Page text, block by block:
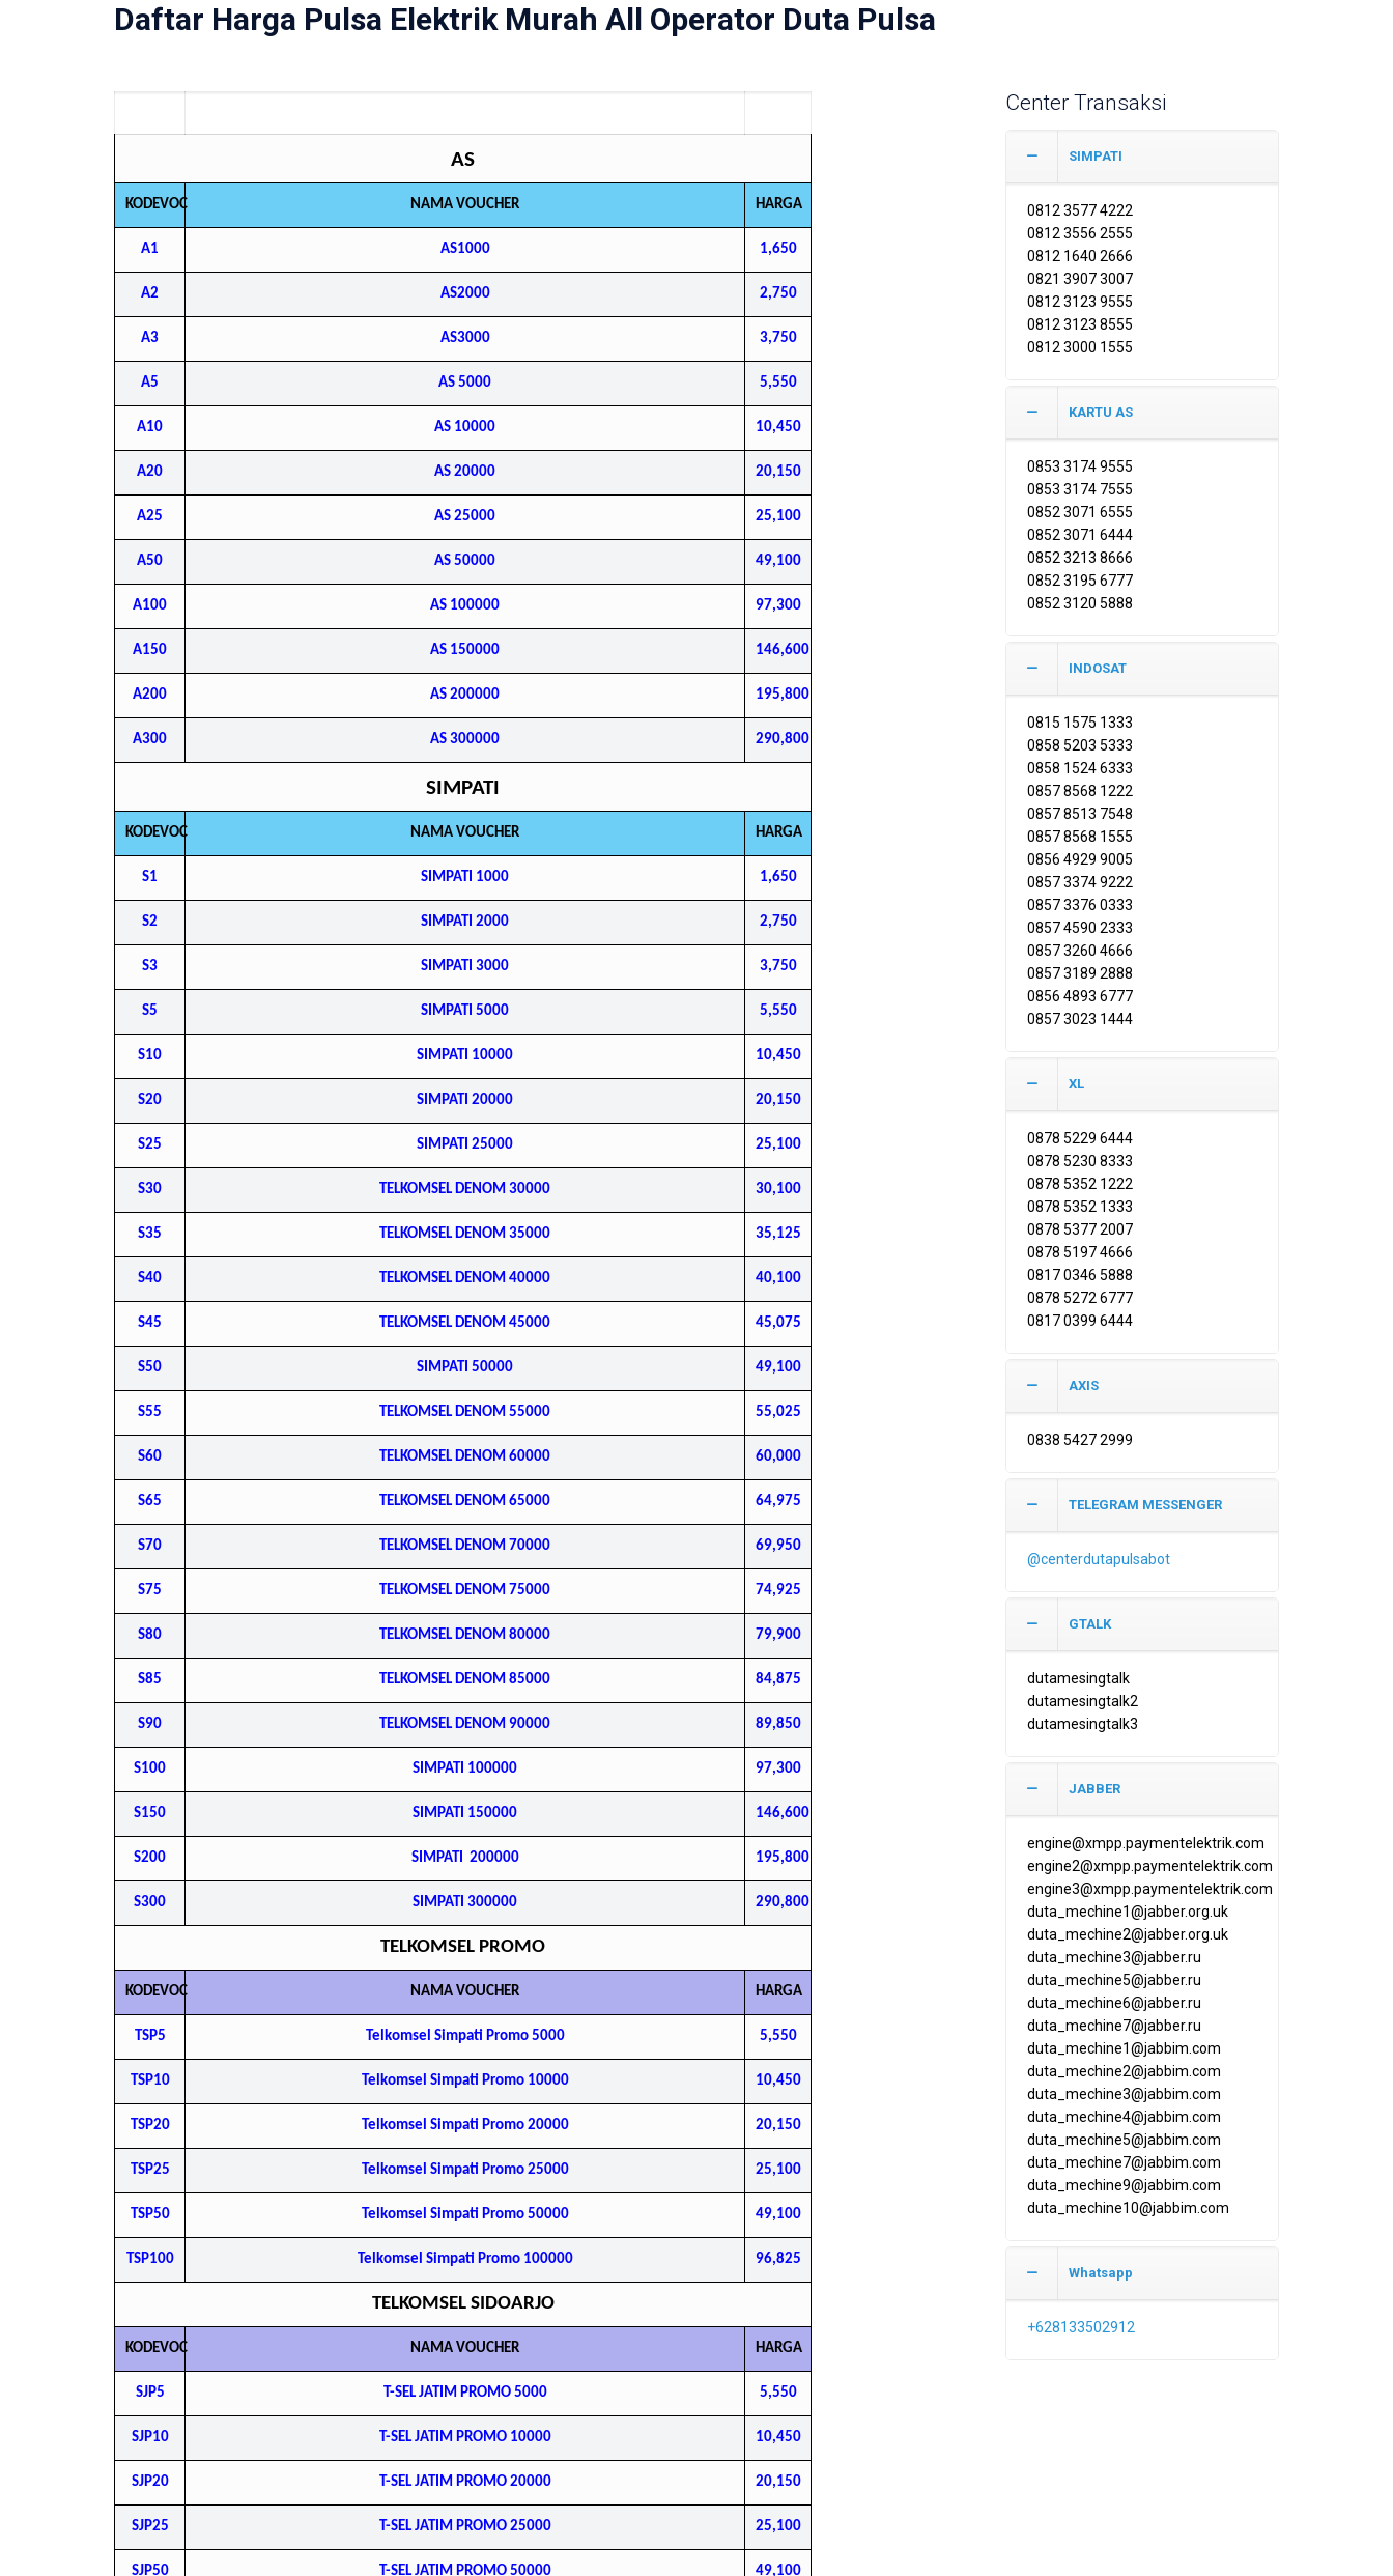
Daftar Harga Pulsa Elektrik Murah All Operator Duta Pulsa
AS
KODEVOC NAMA VOUCHER HARGA
A1 AS1000 1,650
A2 AS2000 2,750
A3 AS3000 3,750
A5 AS 5000 5,550
A10 AS 10000 10,450
A20 AS 20000 20,150
A25 AS 25000 25,100
A50 AS 50000 49,100
A100 AS 100000 97,300
A150 AS 150000 146,600
A200 AS 200000 195,800
A300 AS 300000 290,800
SIMPATI
KODEVOC NAMA VOUCHER HARGA
S1 SIMPATI 1000 1,650
S2 SIMPATI 2000 2,750
S3 SIMPATI 3000 3,750
S5 SIMPATI 5000 5,550
S10 SIMPATI 10000 10,450
S20 SIMPATI 20000 20,150
S25 SIMPATI 25000 25,100
S30 TELKOMSEL DENOM 30000 30,100
S35 TELKOMSEL DENOM 35000 35,125
S40 TELKOMSEL DENOM 40000 40,100
S45 TELKOMSEL DENOM 45000 45,075
S50 SIMPATI 50000 49,100
S55 TELKOMSEL DENOM 55000 55,025
S60 TELKOMSEL DENOM 60000 60,000
S65 TELKOMSEL DENOM 65000 64,975
S70 TELKOMSEL DENOM 70000 69,950
S75 TELKOMSEL DENOM 75000 74,925
S80 TELKOMSEL DENOM 80000 79,900
S85 TELKOMSEL DENOM 85000 84,875
S90 TELKOMSEL DENOM 90000 89,850
S100 SIMPATI 100000 97,300
S150 SIMPATI 150000 146,600
S200 SIMPATI 200000 195,800
S300 SIMPATI 300000 290,800
TELKOMSEL PROMO
KODEVOC NAMA VOUCHER HARGA
TSP5 Telkomsel Simpati Promo 5000 5,550
TSP10 Telkomsel Simpati Promo 10000 10,450
TSP20 Telkomsel Simpati Promo 20000 20,150
TSP25 Telkomsel Simpati Promo 25000 25,100
TSP50 Telkomsel Simpati Promo 50000 49,100
TSP100 Telkomsel Simpati Promo 100000 96,825
TELKOMSEL SIDOARJO
KODEVOC NAMA VOUCHER HARGA
SJP5 T-SEL JATIM PROMO 5000 5,550
SJP10 T-SEL JATIM PROMO 10000 10,450
SJP20 T-SEL JATIM PROMO 20000 20,150
SJP25 T-SEL JATIM PROMO 25000 25,100
SJP50 T-SEL JATIM PROMO 50000 49,100
Center Transaksi
SIMPATI
0812 3577 4222
0812 3556 2555
0812 1640 2666
0821 3907 3007
0812 3123 9555
0812 3123 8555
0812 3000 1555
KARTU AS
0853 3174 9555
0853 3174 7555
0852 3071 6555
0852 3071 6444
0852 3213 8666
0852 3195 6777
0852 3120 5888
INDOSAT
0815 1575 1333
0858 5203 5333
0858 1524 6333
0857 8568 1222
0857 8513 7548
0857 8568 1555
0856 4929 9005
0857 3374 9222
0857 3376 0333
0857 4590 2333
0857 3260 4666
0857 3189 2888
0856 4893 6777
0857 3023 1444
XL
0878 5229 6444
0878 5230 8333
0878 5352 1222
0878 5352 1333
0878 5377 2007
0878 5197 4666
0817 0346 5888
0878 5272 6777
0817 0399 6444
AXIS
0838 5427 2999
TELEGRAM MESSENGER
@centerdutapulsabot
GTALK
dutamesingtalk
dutamesingtalk2
dutamesingtalk3
JABBER
engine@xmpp.paymentelektrik.com
engine2@xmpp.paymentelektrik.com
engine3@xmpp.paymentelektrik.com
duta_mechine1@jabber.org.uk
duta_mechine2@jabber.org.uk
duta_mechine3@jabber.ru
duta_mechine5@jabber.ru
duta_mechine6@jabber.ru
duta_mechine7@jabber.ru
duta_mechine1@jabbim.com
duta_mechine2@jabbim.com
duta_mechine3@jabbim.com
duta_mechine4@jabbim.com
duta_mechine5@jabbim.com
duta_mechine7@jabbim.com
duta_mechine9@jabbim.com
duta_mechine10@jabbim.com
Whatsapp
+628133502912